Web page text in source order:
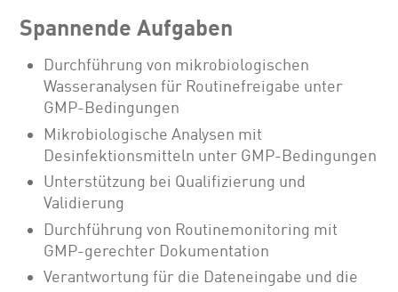
Spannende Aufgaben
Durchführung von mikrobiologischen
Wasseranalysen für Routinefreigabe unter
GMP-Bedingungen
Mikrobiologische Analysen mit
Desinfektionsmitteln unter GMP-Bedingungen
Unterstützung bei Qualifizierung und
Validierung
Durchführung von Routinemonitoring mit
GMP-gerechter Dokumentation
Verantwortung für die Dateneingabe und die